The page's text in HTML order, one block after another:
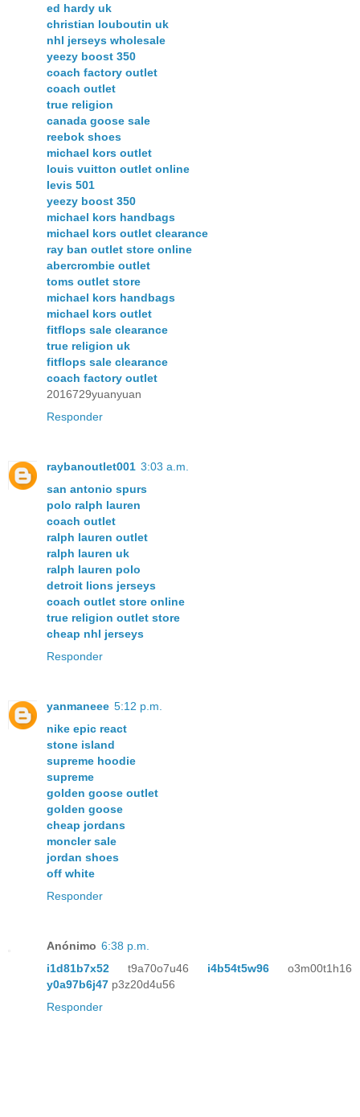
ed hardy uk
christian louboutin uk
nhl jerseys wholesale
yeezy boost 350
coach factory outlet
coach outlet
true religion
canada goose sale
reebok shoes
michael kors outlet
louis vuitton outlet online
levis 501
yeezy boost 350
michael kors handbags
michael kors outlet clearance
ray ban outlet store online
abercrombie outlet
toms outlet store
michael kors handbags
michael kors outlet
fitflops sale clearance
true religion uk
fitflops sale clearance
coach factory outlet
2016729yuanyuan
Responder
raybanoutlet001 3:03 a.m.
san antonio spurs
polo ralph lauren
coach outlet
ralph lauren outlet
ralph lauren uk
ralph lauren polo
detroit lions jerseys
coach outlet store online
true religion outlet store
cheap nhl jerseys
Responder
yanmaneee 5:12 p.m.
nike epic react
stone island
supreme hoodie
supreme
golden goose outlet
golden goose
cheap jordans
moncler sale
jordan shoes
off white
Responder
Anónimo 6:38 p.m.
i1d81b7x52 t9a70o7u46 i4b54t5w96 o3m00t1h16
y0a97b6j47 p3z20d4u56
Responder